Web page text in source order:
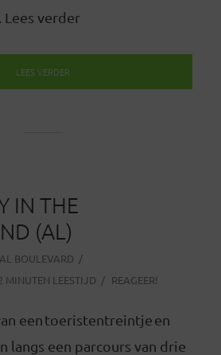
verder
LEES VERDER
IN THE
(AL)
BOULEVARD
MINUTEN LEESTIJD REAGEER!
een toeristentreintje en
langs een parcours van drie